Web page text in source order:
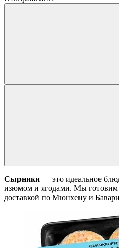
Сырники — это идеальное
изюмом и ягодами. Мы готовим
доставкой по Мюнхену и